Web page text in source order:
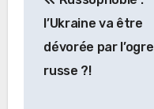
de
l’article
l’Ukraine va être
dévorée par l’ogre
russe ?!